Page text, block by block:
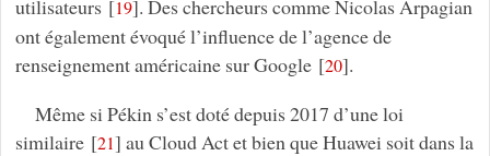
utilisateurs [19]. Des chercheurs comme Nicolas Arpagian
ont également évoqué l’influence de l’agence de
renseignement américaine sur Google[20].
Même si Pékin s’est doté depuis 2017 d’une loi
similaire[21] au Cloud Act et bien que Huawei soit dans la